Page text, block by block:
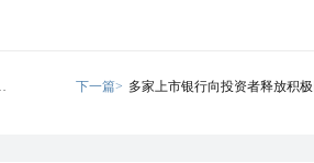
下一篇> 多家上市银行向投资者释放积